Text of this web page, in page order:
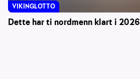
Dette har ti nordmenn klart i 2026
VIKINGLOTTO